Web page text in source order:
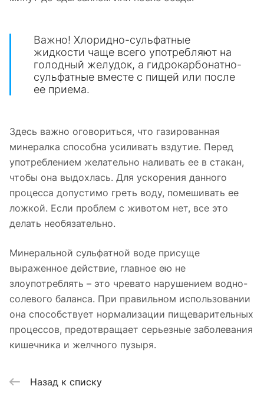
Важно! Хлоридно-сульфатные
жидкости чаще всего употребляют на
голодный желудок, а гидрокарбонатно-
сульфатные вместе с пищей или после
ее приема.
Здесь важно оговориться, что газированная
минералка способна усиливать вздутие. Перед
употреблением желательно наливать ее в стакан,
чтобы она выдохлась. Для ускорения данного
процесса допустимо греть воду, помешивать ее
ложкой. Если проблем с животом нет, все это
делать необязательно.
Минеральной сульфатной воде присуще
выраженное действие, главное ею не
злоупотреблять – это чревато нарушением водно-
солевого баланса. При правильном использовании
она способствует нормализации пищеварительных
процессов, предотвращает серьезные заболевания
кишечника и желчного пузыря.
Назад к списку